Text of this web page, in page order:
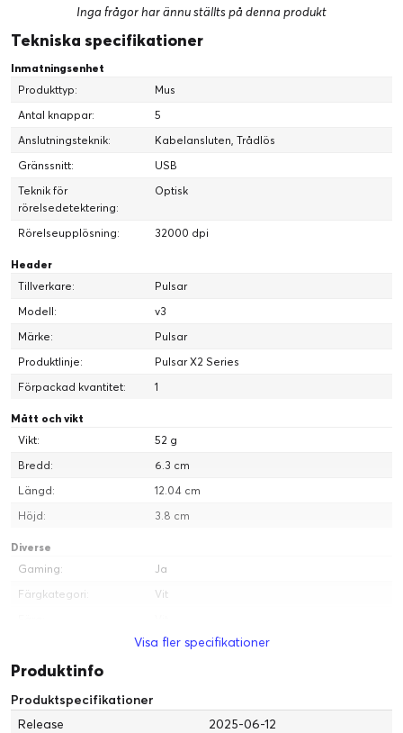
SYMMETRISK
OPTISK SWITCH
Inga frågor har ännu ställts på denna produkt
Tekniska specifikationer
Inmatningsenhet
Produkttyp:
Mus
Antal knappar:
5
Anslutningsteknik:
Kabelansluten, Trådlös
Gränssnitt:
USB
Teknik för
rörelsedetektering:
Optisk
Rörelseupplösning: 32000 dpi
Header
Tillverkare:
Pulsar
Modell:
v3
Märke:
Pulsar
Produktlinje:
Pulsar X2 Series
Förpackad kvantitet:
1
Mått och vikt
Vikt:
52 g
Bredd:
6.3 cm
Längd:
12.04 cm
Höjd:
3.8 cm
Diverse
Gaming:
Ja
Färgkategori:
Vit
Operativsystem
Service och support
Visa fler specifikationer
Produktinfo
Produktspecifikationer
Release
2025-06-12